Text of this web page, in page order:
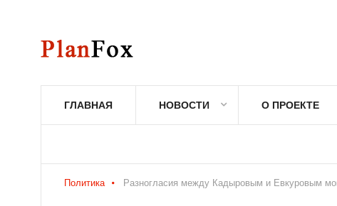
ГЛАВНАЯ НОВОСТИ О ПРОЕКТЕ
Политика Разногласия между Кадыровым и Евкуровым